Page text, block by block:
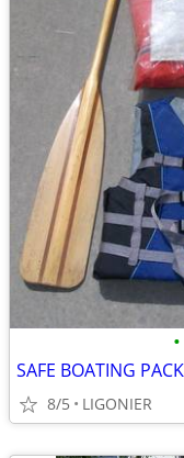
•
SAFE BOATING
8/5 LIGONIER